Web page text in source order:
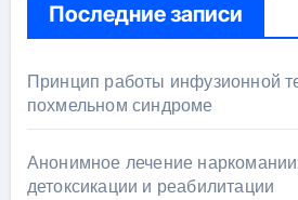
Последние записи
Принцип работы инфузионной
похмельном синдроме
Анонимное лечение
детоксикации и реабилитации